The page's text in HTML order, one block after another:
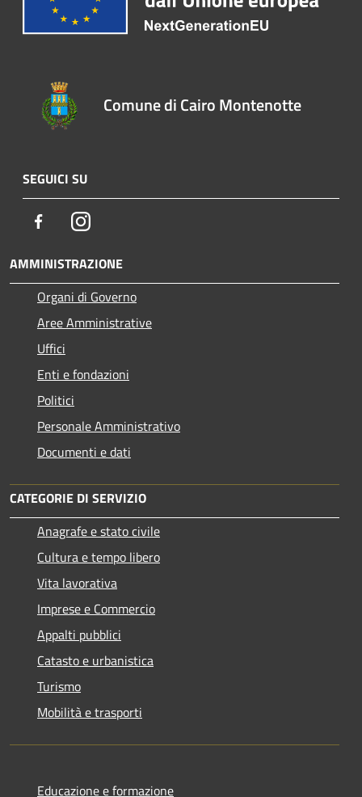
Comune di Cairo Montenotte
SEGUICI SU
FacebookInstagram
AMMINISTRAZIONE
Organi di Governo
Aree Amministrative
Uffici
Enti e fondazioni
Politici
Personale Amministrativo
Documenti e dati
CATEGORIE DI SERVIZIO
Anagrafe e stato civile
Cultura e tempo libero
Vita lavorativa
Imprese e Commercio
Appalti pubblici
Catasto e urbanistica
Turismo
Mobilità e trasporti
Educazione e formazione